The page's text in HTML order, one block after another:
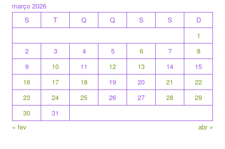
março 2026
S
T Q Q S S
D
1
2
3 4 5 6 7
8
9
10 11 12 13 14
15
16
17 18 19 20 21
22
23
24 25 26 27 28
29
30
31
« fev
abr »